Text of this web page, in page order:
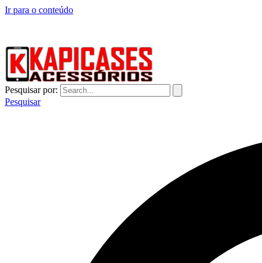
Ir para o conteúdo
Pesquisar por:
Pesquisar